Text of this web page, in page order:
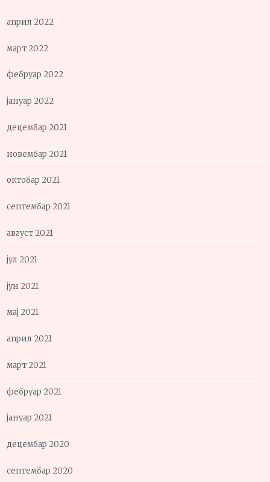
април 2022
март 2022
фебруар 2022
јануар 2022
децембар 2021
новембар 2021
октобар 2021
септембар 2021
август 2021
јул 2021
јун 2021
мај 2021
април 2021
март 2021
фебруар 2021
јануар 2021
децембар 2020
септембар 2020